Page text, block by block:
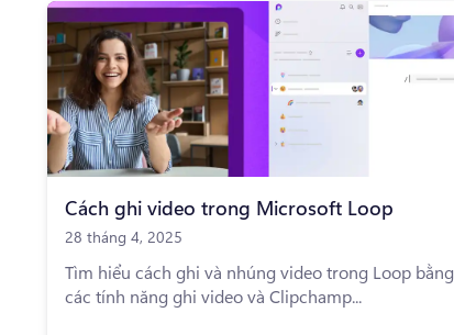
Cách ghi video trong Microsoft Loop
28 tháng 4, 2025
Tìm hiểu cách ghi và nhúng video trong Loop bằng
các tính năng ghi video và Clipchamp...